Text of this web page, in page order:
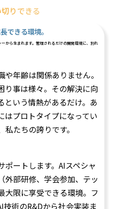
りできる
できる環境。
から生まれます。管理されるだけの開発環境に、別れ
年齢は関係ありません。
り事は様々。その解決に向
という情熱があるだけ。あ
はプロトタイプになってい
たちの誇りです。
ートします。AIスペシャ
外部研修、学会参加、テッ
大限に享受できる環境。フ
術のR&Dから社会実装ま